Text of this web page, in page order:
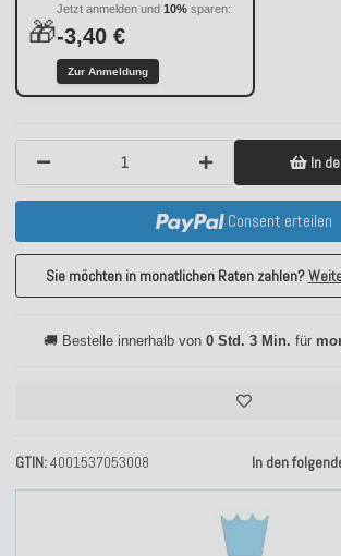
GTIN 4001537053008 In den
🎁
Jetzt anmelden und 10% sparen:
-3,40 €
Zur Anmeldung
In
Consent erteilen
Sie möchten in monatlichen Raten zahlen?
🚚 Bestelle innerhalb von 0 Std. 3 Min. für